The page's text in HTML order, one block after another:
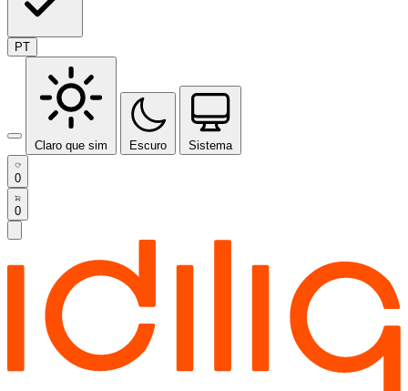
PT
Claro que sim Escuro Sistema
0
0